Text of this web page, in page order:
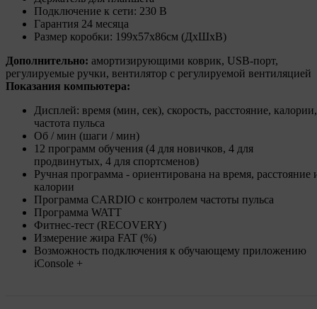
Подключение к сети: 230 В
Гарантия 24 месяца
Размер коробки: 199х57х86см (ДхШхВ)
Дополнительно: амортизирующими коврик, USB-порт,
регулируемые ручки, вентилятор с регулируемой вентиляцией
Показания компьютера:
Дисплей: время (мин, сек), скорость, расстояние, калории,
частота пульса
Об / мин (шаги / мин)
12 программ обучения (4 для новичков, 4 для
продвинутых, 4 для спортсменов)
Ручная программа - ориентирована на время, расстояние
калории
Программа CARDIO с контролем частоты пульса
Программа WATT
Фитнес-тест (RECOVERY)
Измерение жира FAT (%)
Возможность подключения к обучающему приложению
iConsole +